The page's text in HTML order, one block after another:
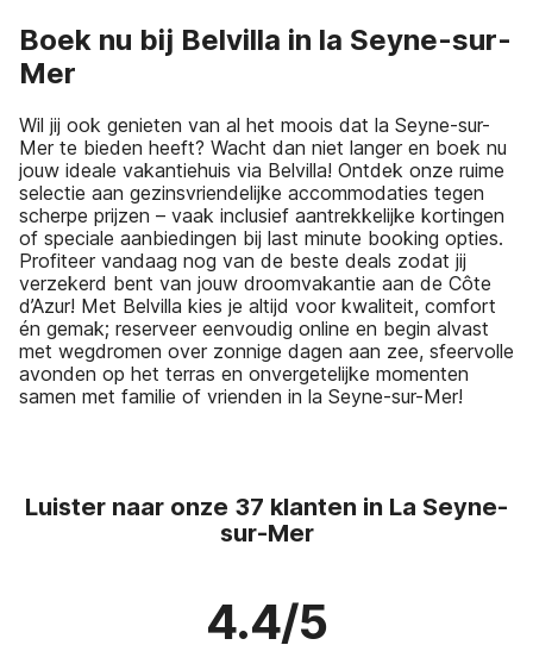
Boek nu bij Belvilla in la Seyne-sur-
Mer
Wil jij ook genieten van al het moois dat la Seyne-sur-
Mer te bieden heeft? Wacht dan niet langer en boek nu
jouw ideale vakantiehuis via Belvilla! Ontdek onze ruime
selectie aan gezinsvriendelijke accommodaties tegen
scherpe prijzen – vaak inclusief aantrekkelijke kortingen
of speciale aanbiedingen bij last minute booking opties.
Profiteer vandaag nog van de beste deals zodat jij
verzekerd bent van jouw droomvakantie aan de Côte
d’Azur! Met Belvilla kies je altijd voor kwaliteit, comfort
én gemak; reserveer eenvoudig online en begin alvast
met wegdromen over zonnige dagen aan zee, sfeervolle
avonden op het terras en onvergetelijke momenten
samen met familie of vrienden in la Seyne-sur-Mer!
Luister naar onze 37 klanten in La Seyne-
sur-Mer
4.4/5